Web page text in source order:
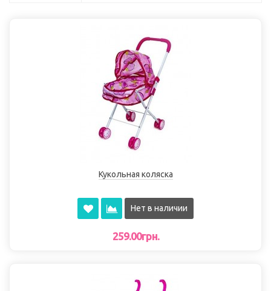
Кукольная коляска
Нет в наличии
259.00грн.